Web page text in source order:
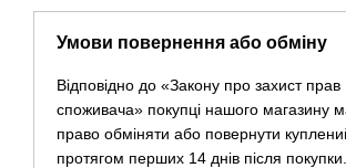
Умови повернення або обміну
Відповідно до «Закону про захист прав
споживача» покупці нашого магазину
право обміняти або повернути
протягом перших 14 днів після